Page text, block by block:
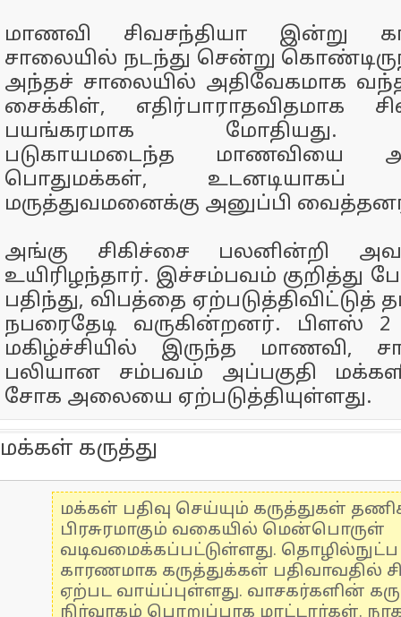
மாணவி சிவசந்தியா இன்று
சாலையில் நடந்து சென்று
அந்தச் சாலையில் அதிவேகமாக
சைக்கிள், எதிர்பாராதவிதமாக
பயங்கரமாக மோதியது.
படுகாயமடைந்த மாணவியை
பொதுமக்கள், உடனடியாகப்
மருத்துவமனைக்கு அனுப்பி
அங்கு சிகிச்சை பலனின்றி
உயிரிழந்தார். இச்சம்பவம் குறித்து
பதிந்து, விபத்தை ஏற்படுத்திவிட்டுத்
நபரைதேடி வருகின்றனர். பிளஸ் 2
மகிழ்ச்சியில் இருந்த மாணவி,
பலியான சம்பவம் அப்பகுதி
சோக அலையை ஏற்படுத்தியுள்ளது.
மக்கள் கருத்து
மக்கள் பதிவு செய்யும் கருத்துகள்
பிரசுரமாகும் வகையில் மென்பொருள்
வடிவமைக்கப்பட்டுள்ளது.
காரணமாக கருத்துக்கள் பதிவாவதில்
ஏற்பட வாய்ப்புள்ளது. வாசகர்களின்